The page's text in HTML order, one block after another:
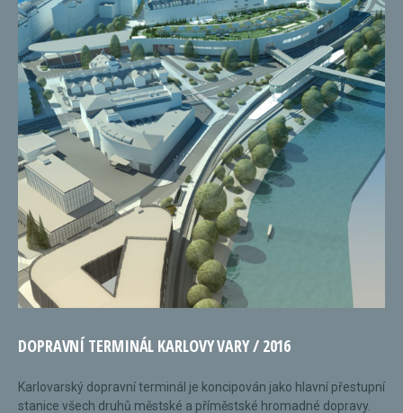
DOPRAVNÍ TERMINÁL KARLOVY VARY / 2016
Karlovarský dopravní terminál je koncipován jako hlavní přestupní
stanice všech druhů městské a příměstské hromadné dopravy.